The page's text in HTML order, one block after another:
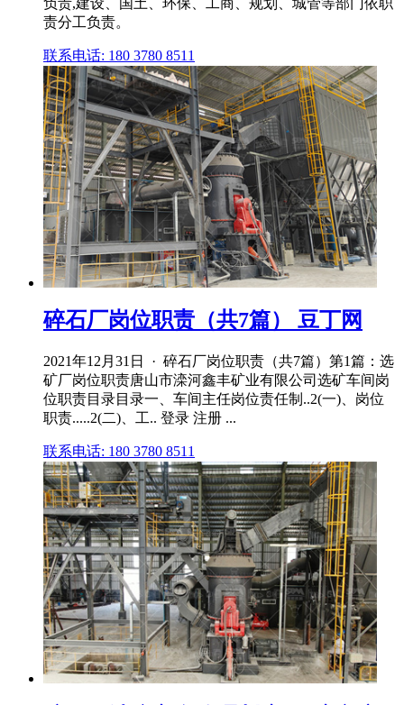
负责,建设、国土、环保、工商、规划、城管等部门依职
责分工负责。
联系电话: 180 3780 8511
碎石厂岗位职责（共7篇） 豆丁网
2021年12月31日 · 碎石厂岗位职责（共7篇）第1篇：选
矿厂岗位职责唐山市滦河鑫丰矿业有限公司选矿车间岗
位职责目录目录一、车间主任岗位责任制..2(一)、岗位
职责.....2(二)、工.. 登录 注册 ...
联系电话: 180 3780 8511